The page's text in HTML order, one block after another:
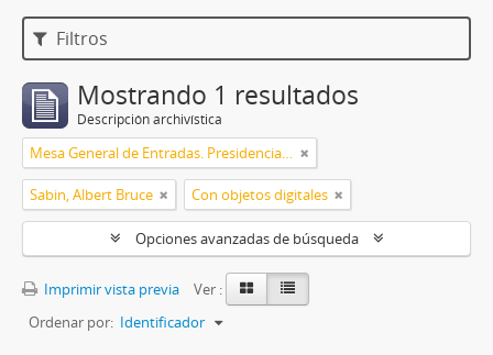
Filtros
Mostrando 1 resultados
Descripción archivística
Mesa General de Entradas. Presidencia UNLP
Sabin, Albert Bruce Con objetos digitales
Opciones avanzadas de búsqueda
Imprimir vista previa
Ver :
Ordenar por: Identificador